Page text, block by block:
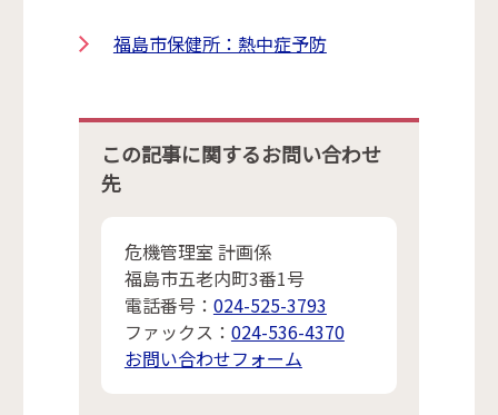
福島市保健所：熱中症予防
この記事に関するお問い合わせ
先
危機管理室 計画係
福島市五老内町3番1号
電話番号： 024-525-3793
ファックス： 024-536-4370
お問い合わせフォーム